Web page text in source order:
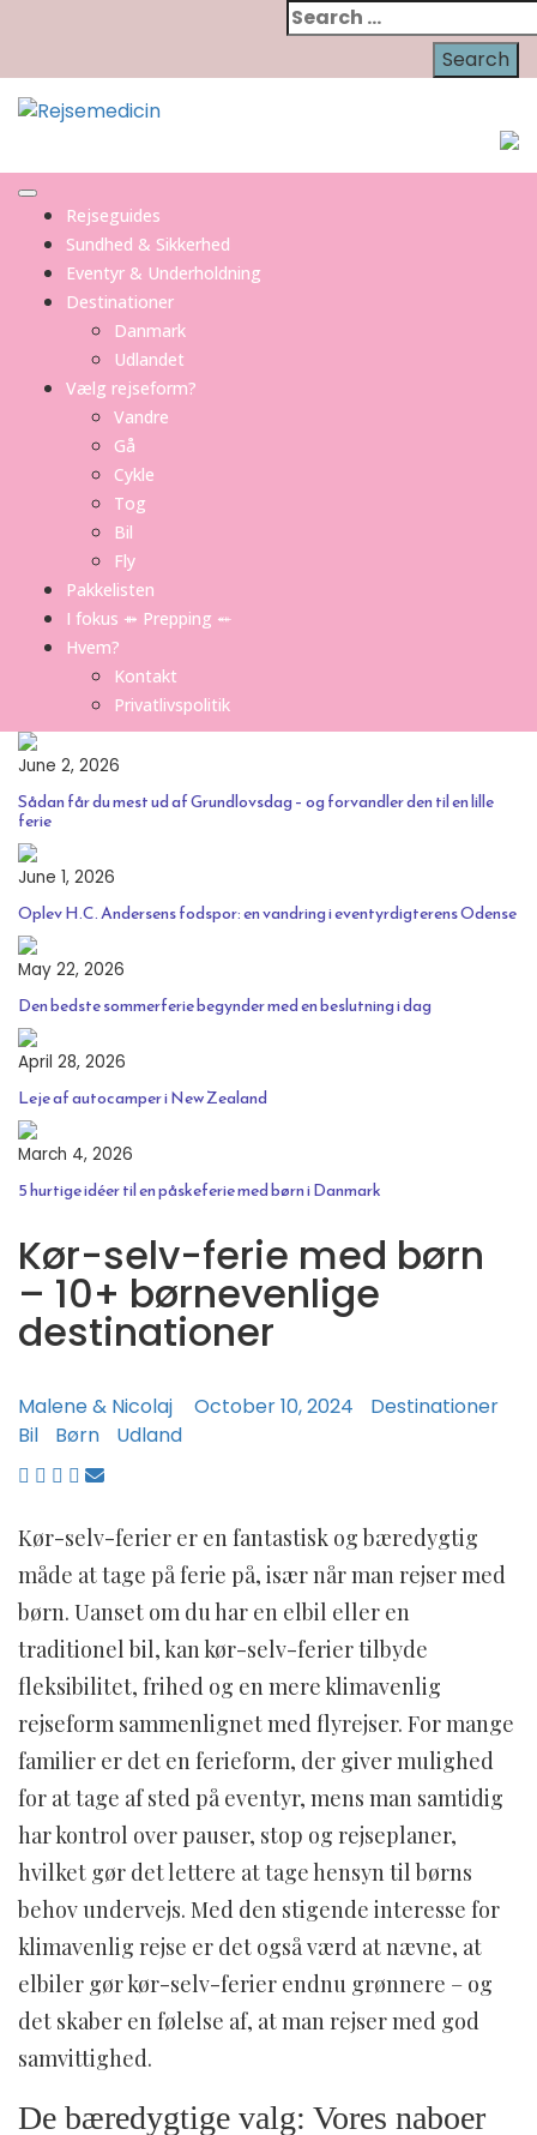
Search
for:
Rejseguides
Sundhed & Sikkerhed
Eventyr & Underholdning
Destinationer
Danmark
Udlandet
Vælg rejseform?
Vandre
Gå
Cykle
Tog
Bil
Fly
Pakkelisten
I fokus ⤁ Prepping ⬵
Hvem?
Kontakt
Privatlivspolitik
June 2, 2026
Sådan får du mest ud af Grundlovsdag – og forvandler den til en lille
ferie
June 1, 2026
Oplev H.C. Andersens fodspor: en vandring i eventyrdigterens Odense
May 22, 2026
Den bedste sommerferie begynder med en beslutning i dag
April 28, 2026
Leje af autocamper i New Zealand
March 4, 2026
5 hurtige idéer til en påskeferie med børn i Danmark
Kør-selv-ferie med børn
– 10+ børnevenlige
destinationer
Malene & Nicolaj October 10, 2024
Destinationer
Bil
Børn Udland
Kør-selv-ferier er en fantastisk og bæredygtig
måde at tage på ferie på, især når man rejser med
børn. Uanset om du har en elbil eller en
traditionel bil, kan kør-selv-ferier tilbyde
fleksibilitet, frihed og en mere klimavenlig
rejseform sammenlignet med flyrejser. For mange
familier er det en ferieform, der giver mulighed
for at tage af sted på eventyr, mens man samtidig
har kontrol over pauser, stop og rejseplaner,
hvilket gør det lettere at tage hensyn til børns
behov undervejs. Med den stigende interesse for
klimavenlig rejse er det også værd at nævne, at
elbiler gør kør-selv-ferier endnu grønnere – og
det skaber en følelse af, at man rejser med god
samvittighed.
De bæredygtige valg: Vores naboer